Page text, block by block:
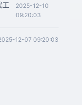
工
2025-12-10
09:20:03
12-07 09:20:03